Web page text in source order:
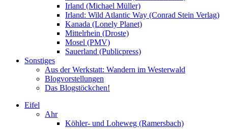
Irland (Michael Müller)
Irland: Wild Atlantic Way (Conrad Stein Verlag)
Kanada (Lonely Planet)
Mittelrhein (Droste)
Mosel (PMV)
Sauerland (Publicpress)
Sonstiges
Aus der Werkstatt: Wandern im Westerwald
Blogvorstellungen
Das Blogstöckchen!
Eifel
Ahr
Köhler- und Loheweg (Ramersbach)